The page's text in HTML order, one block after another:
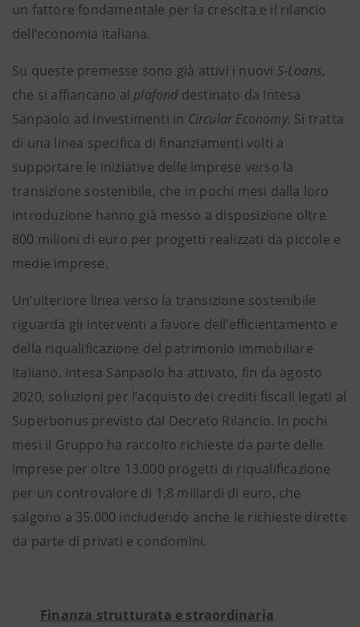
un fattore fondamentale per la crescita e il rilancio
dell’economia italiana.
Su queste premesse sono già attivi i nuovi S-Loans,
che si affiancano al plafond destinato da Intesa
Sanpaolo ad investimenti in Circular Economy. Si tratta
di una linea specifica di finanziamenti volti a
supportare le iniziative delle imprese verso la
transizione sostenibile, che in pochi mesi dalla loro
introduzione hanno già messo a disposizione oltre
800 milioni di euro per progetti realizzati da piccole e
medie imprese.
Un’ulteriore linea verso la transizione sostenibile
riguarda gli interventi a favore dell’efficientamento e
della riqualificazione del patrimonio immobiliare
italiano. Intesa Sanpaolo ha attivato, fin da agosto
2020, soluzioni per l’acquisto dei crediti fiscali legati al
Superbonus previsto dal Decreto Rilancio. In pochi
mesi il Gruppo ha raccolto richieste da parte delle
imprese per oltre 13.000 progetti di riqualificazione
per un controvalore di 1,8 miliardi di euro, che
salgono a 35.000 includendo anche le richieste dirette
da parte di privati e condomìni.
Finanza strutturata e straordinaria